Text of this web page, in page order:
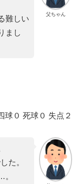
父ちゃん
難しい
まし
球０ 死球０ 失点２
た。